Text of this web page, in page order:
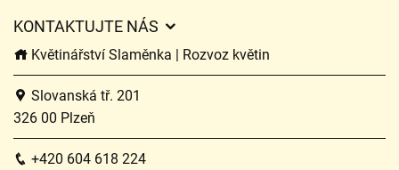
KONTAKTUJTE NÁS
Květinářství Slaměnka | Rozvoz květin
Slovanská tř. 201
326 00 Plzeň
+420 604 618 224